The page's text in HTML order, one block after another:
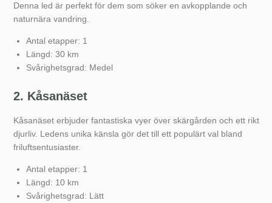
Denna led är perfekt för dem som söker en avkopplande och
naturnära vandring.
Antal etapper: 1
Längd: 30 km
Svårighetsgrad: Medel
2. Kåsanäset
Kåsanäset erbjuder fantastiska vyer över skärgården och ett rikt
djurliv. Ledens unika känsla gör det till ett populärt val bland
friluftsentusiaster.
Antal etapper: 1
Längd: 10 km
Svårighetsgrad: Lätt